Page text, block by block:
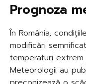
Prognoza
În România,
modificări
temperaturi
Meteorologii au